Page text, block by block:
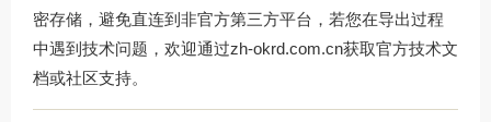
密存储，避免直连到非官方第三方平台，若您在导出过程
中遇到技术问题，欢迎通过zh-okrd.com.cn获取官方技术文
档或社区支持。